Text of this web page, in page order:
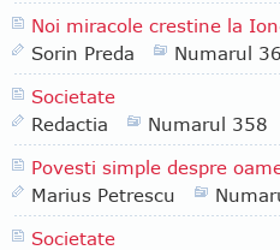
Noi miracole crestine la
Sorin Preda
Numarul
Societate
Redactia
Numarul 358
Povesti simple despre
Marius Petrescu
Societate